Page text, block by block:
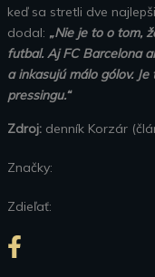
keď sa stretli dve
dodal: „Nie je to o tom,
futbal. Aj FC Barcelona
a inkasujú málo gólov.
pressingu.“
Zdroj: denník Korzár
Značky:
Zdieľať: